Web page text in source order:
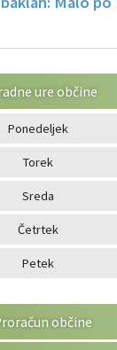
ure občine
Ponedeljek
Torek
Sreda
Četrtek
Petek
občine